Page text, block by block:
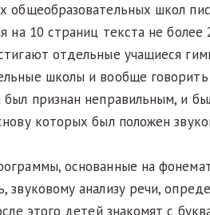
общеобразовательных школ
на 10 страниц текста не
отдельные учащиеся
школы и вообще
признан неправильным, и
которых был положен
основанные на
звуковому анализу речи,
этого детей знакомят с